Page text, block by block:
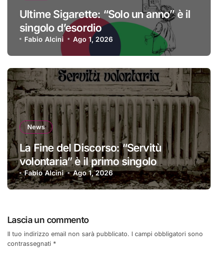
Ultime Sigarette: “Solo un anno” è il
singolo d’esordio
Fabio Alcini Ago 1, 2026
News
La Fine del Discorso: “Servitù
volontaria” è il primo singolo
Fabio Alcini Ago 1, 2026
Lascia un commento
Il tuo indirizzo email non sarà pubblicato. I campi obbligatori sono
contrassegnati *